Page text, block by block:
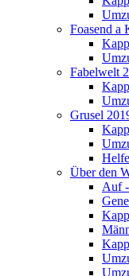
Foasend a
Fabelwelt
Grusel
Über den
Auf